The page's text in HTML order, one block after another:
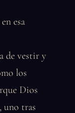
esa
de vestir y
los
Dios
uno tras